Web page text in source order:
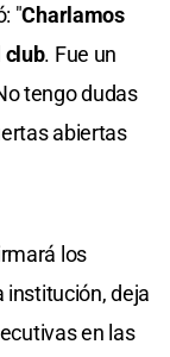
"Charlamos
club. Fue un
tengo dudas
abiertas
los
institución, deja
en las